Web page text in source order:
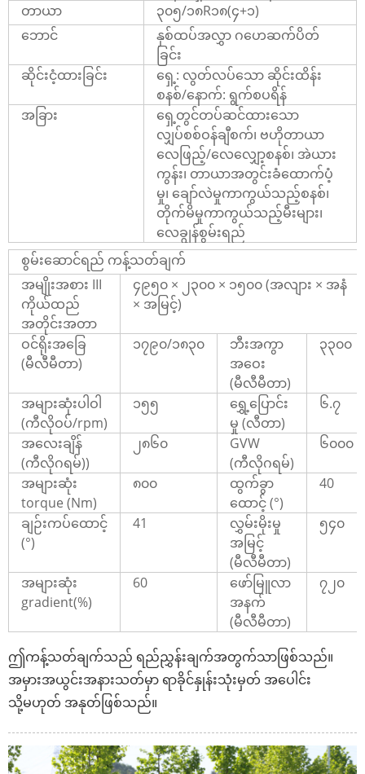
တာယာ
၃၀၅/၁၈R၁၈(၄+၁)
ဘောင်
နှစ်ထပ်အလွှာ ဂဟေဆက်ပိတ်
ခြင်း
ဆိုင်းငံ့ထားခြင်း
ရှေ့: လွတ်လပ်သော ဆိုင်းထိန်း
စနစ်/နောက်: ရွက်စပရိန်
အခြား
ရှေ့တွင်တပ်ဆင်ထားသော
လျှပ်စစ်ဝန်ချီစက်၊ ဗဟိုတာယာ
လေဖြည့်/လေလျှော့စနစ်၊ အဲယား
ကွန်း၊ တာယာအတွင်းခံထောက်ပံ့
မှု၊ ချော်လဲမှုကာကွယ်သည့်စနစ်၊
တိုက်မိမှုကာကွယ်သည့်မီးများ၊
လေချွန်စွမ်းရည်
စွမ်းဆောင်ရည် ကန့်သတ်ချက်
အမျိုးအစား III
ကိုယ်ထည်
အတိုင်းအတာ
၄၉၅၀ × ၂၃၀၀ × ၁၅၀၀ (အလျား × အနံ
× အမြင့်)
ဝင်ရိုးအခြေ
(မီလီမီတာ)
၁၇၉၀/၁၈၃၀
ဘီးအကွာ
အဝေး
(မီလီမီတာ)
၃၃၀၀
အများဆုံးပါဝါ
(ကီလိုဝပ်/rpm)
၁၅၅
ရွှေ့ပြောင်း
မှု (လီတာ)
၆.၇
အလေးချိန်
(ကီလိုဂရမ်))
၂၈၆၀
GVW
(ကီလိုဂရမ်)
၆၀၀၀
အများဆုံး
torque (Nm)
၈၀၀
ထွက်ခွာ
ထောင့် (°)
40
ချဉ်းကပ်ထောင့်
(°)
41
လွှမ်းမိုးမှု
အမြင့်
(မီလီမီတာ)
၅၄၀
အများဆုံး
gradient(%)
60
ဖော်မြူလာ
အနက်
(မီလီမီတာ)
၇၂၀
ဤကန့်သတ်ချက်သည် ရည်ညွှန်းချက်အတွက်သာဖြစ်သည်။
အမှားအယွင်းအနားသတ်မှာ ရာခိုင်နှုန်းသုံးမှတ် အပေါင်း
သို့မဟုတ် အနုတ်ဖြစ်သည်။